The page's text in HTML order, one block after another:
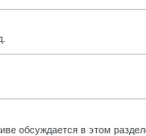
обсуждается в этом